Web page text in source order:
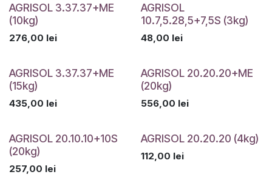
AGRISOL 3.37.37+ME
(10kg)
276,00 lei
AGRISOL
10.7,5.28,5+7,5S (3kg)
48,00 lei
AGRISOL 3.37.37+ME
(15kg)
435,00 lei
AGRISOL 20.20.20+ME
(20kg)
556,00 lei
AGRISOL 20.10.10+10S
(20kg)
257,00 lei
AGRISOL 20.20.20 (4kg)
112,00 lei